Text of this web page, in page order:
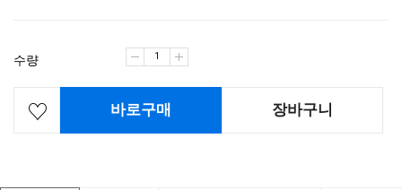
수량
바로구매 장바구니